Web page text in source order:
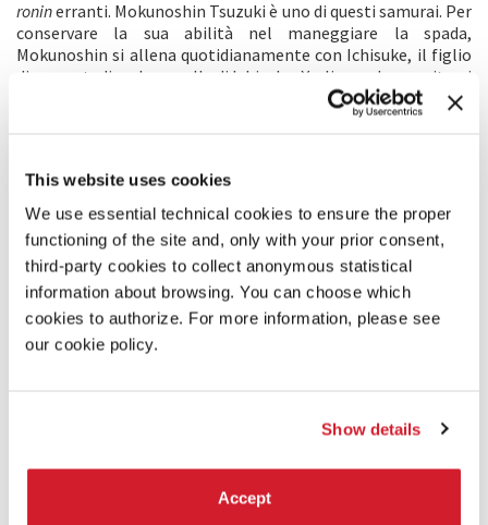
This website uses cookies
We use essential technical cookies to ensure the proper
functioning of the site and, only with your prior consent,
third-party cookies to collect anonymous statistical
information about browsing. You can choose which
cookies to authorize. For more information, please see
our cookie policy.
Show details
Accept
roninerranti. Mokunoshin Tsuzuki è uno di questi samurai. Per
conservare la sua abilità nel maneggiare la spada,
Mokunoshin si allena quotidianamente con Ichisuke, il figlio
di un contadino. La sorella di Ichisuke, Yu, li guarda esercitarsi
con una leggera disapprovazione, sebbene tra lei e
Mokunoshin si avverta un’attrazione non dichiarata. Se da un
inviato il Commodoro Perry nel paese per stimolare il
commercio con gli Stati Uniti, alimentando così i disordini
civili. Yu è preoccupata perché sente che presto Mokunoshin
partirà per combattere e, di conseguenza, morire
nell’imminente guerra civile. Un giorno i tre incontrano due
samurai in duello. Il vincitore è Jirozaemon Sawamura, un
abileronindai modi gentili. Sawamura resta nel villaggio per
cercare altri potenziali guerrieri, quando arriva un gruppo di
ronin fuorilegge. Gli abitanti del villaggio hanno sentito voci